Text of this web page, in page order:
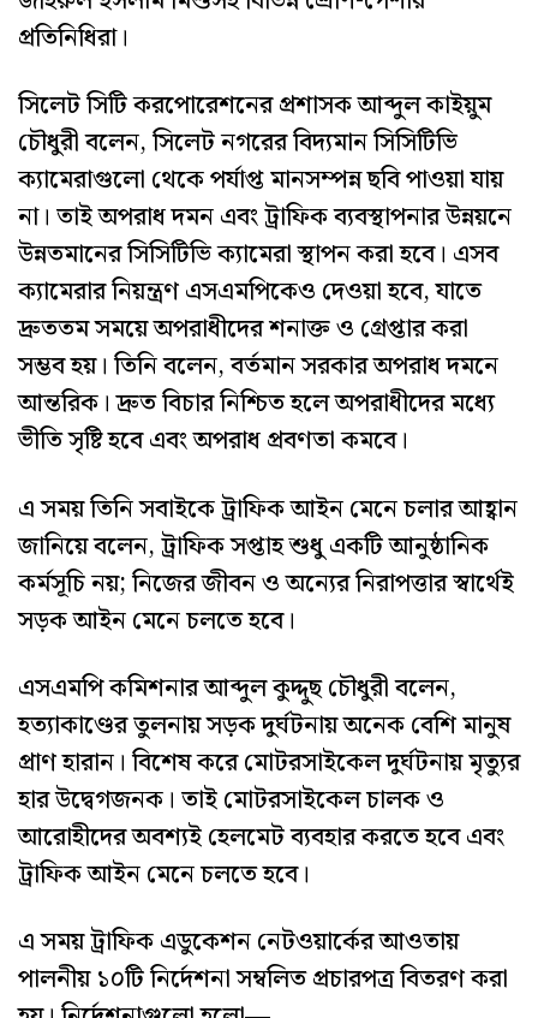
প্রতিনিধিরা।
সিলেট সিটি করপোরেশনের প্রশাসক আব্দুল কাইয়ুম
চৌধুরী বলেন, সিলেট নগরের বিদ্যমান সিসিটিভি
ক্যামেরাগুলো থেকে পর্যাপ্ত মানসম্পন্ন ছবি পাওয়া যায়
না। তাই অপরাধ দমন এবং ট্রাফিক ব্যবস্থাপনার উন্নয়নে
উন্নতমানের সিসিটিভি ক্যামেরা স্থাপন করা হবে। এসব
ক্যামেরার নিয়ন্ত্রণ এসএমপিকেও দেওয়া হবে, যাতে
দ্রুততম সময়ে অপরাধীদের শনাক্ত ও গ্রেপ্তার করা
সম্ভব হয়। তিনি বলেন, বর্তমান সরকার অপরাধ দমনে
আন্তরিক। দ্রুত বিচার নিশ্চিত হলে অপরাধীদের মধ্যে
ভীতি সৃষ্টি হবে এবং অপরাধ প্রবণতা কমবে।
এ সময় তিনি সবাইকে ট্রাফিক আইন মেনে চলার আহ্বান
জানিয়ে বলেন, ট্রাফিক সপ্তাহ শুধু একটি আনুষ্ঠানিক
কর্মসূচি নয়; নিজের জীবন ও অন্যের নিরাপত্তার স্বার্থেই
সড়ক আইন মেনে চলতে হবে।
এসএমপি কমিশনার আব্দুল কুদ্দুছ চৌধুরী বলেন,
হত্যাকাণ্ডের তুলনায় সড়ক দুর্ঘটনায় অনেক বেশি মানুষ
প্রাণ হারান। বিশেষ করে মোটরসাইকেল দুর্ঘটনায় মৃত্যুর
হার উদ্বেগজনক। তাই মোটরসাইকেল চালক ও
আরোহীদের অবশ্যই হেলমেট ব্যবহার করতে হবে এবং
ট্রাফিক আইন মেনে চলতে হবে।
এ সময় ট্রাফিক এডুকেশন নেটওয়ার্কের আওতায়
পালনীয় ১০টি নির্দেশনা সম্বলিত প্রচারপত্র বিতরণ করা